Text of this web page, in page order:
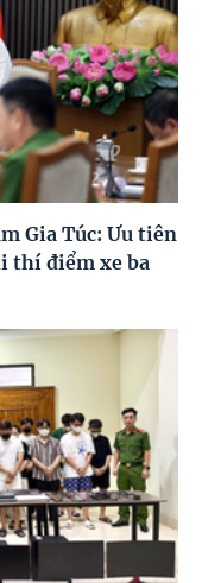
Gia Túc: Ưu tiên
thí điểm xe ba